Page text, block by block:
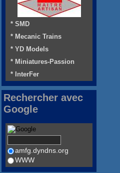
* SMD
* Mecanic Trains
* YD Models
* Miniatures-Passion
* InterFer
Rechercher avec
Google
amfg.dyndns.org
WWW